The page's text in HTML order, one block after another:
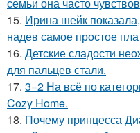
15. Ирина шейк
надев самое простое
16. Детские сладости
для пальцев стали.
17. 3=2 На всё по
Cozy Home.
18. Почему принцесса